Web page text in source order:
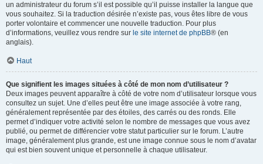
un administrateur du forum s’il est possible qu’il puisse installer la langue que
vous souhaitez. Si la traduction désirée n’existe pas, vous êtes libre de vous
porter volontaire et commencer une nouvelle traduction. Pour plus
d’informations, veuillez vous rendre sur le site internet de phpBB® (en
anglais).
Haut
Que signifient les images situées à côté de mon nom d’utilisateur ?
Deux images peuvent apparaître à côté de votre nom d’utilisateur lorsque vous
consultez un sujet. Une d’elles peut être une image associée à votre rang,
généralement représentée par des étoiles, des carrés ou des ronds. Elle
permet d’indiquer votre activité selon le nombre de messages que vous avez
publié, ou permet de différencier votre statut particulier sur le forum. L’autre
image, généralement plus grande, est une image connue sous le nom d’avatar
qui est bien souvent unique et personnelle à chaque utilisateur.